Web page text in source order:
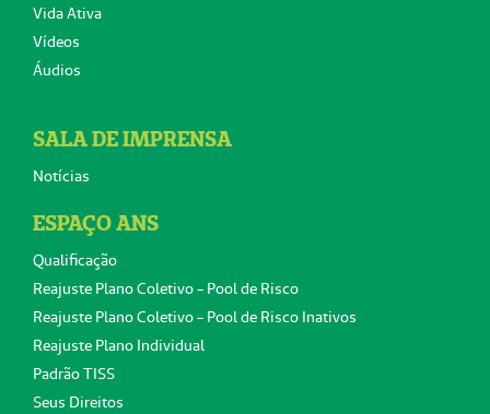
Vida Ativa
Vídeos
Áudios
SALA DE IMPRENSA
Notícias
ESPAÇO ANS
Qualificação
Reajuste Plano Coletivo - Pool de Risco
Reajuste Plano Coletivo - Pool de Risco Inativos
Reajuste Plano Individual
Padrão TISS
Seus Direitos